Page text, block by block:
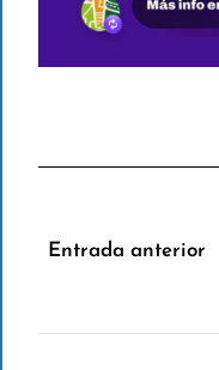
Entrada anterior